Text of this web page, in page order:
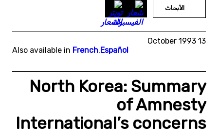
الأبحاث
13 October 1993
Also available in French,Español
North Korea: Summary
of Amnesty
International’s concerns